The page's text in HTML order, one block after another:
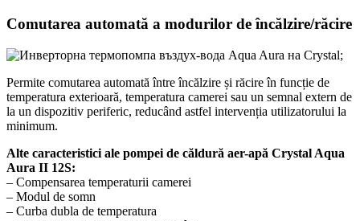
Comutarea automată a modurilor de încălzire/răcire
Permite comutarea automată între încălzire și răcire în funcție de
temperatura exterioară, temperatura camerei sau un semnal extern de
la un dispozitiv periferic, reducând astfel intervenția utilizatorului la
minimum.
Alte caracteristici ale pompei de căldură aer-apă Crystal Aqua
Aura II 12S:
– Compensarea temperaturii camerei
– Modul de somn
– Curba dubla de temperatura